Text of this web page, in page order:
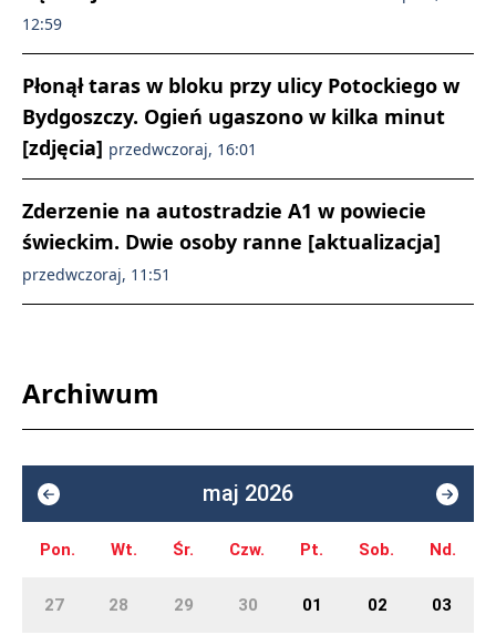
12:59
Płonął taras w bloku przy ulicy Potockiego w
Bydgoszczy. Ogień ugaszono w kilka minut
[zdjęcia] przedwczoraj, 16:01
Zderzenie na autostradzie A1 w powiecie
świeckim. Dwie osoby ranne [aktualizacja]
przedwczoraj, 11:51
Archiwum
maj 2026
Pon. Wt. Śr. Czw. Pt. Sob. Nd.
27 28 29 30 01 02 03